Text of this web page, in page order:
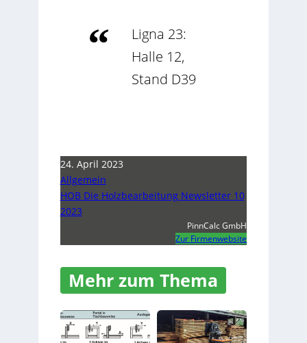
Ligna 23:
Halle 12,
Stand D39
24. April 2023
Allgemein
HOB Die Holzbearbeitung Newsletter 10
2023
PinnCalc GmbH
Zur Firmenwebsite
Mehr zum Thema